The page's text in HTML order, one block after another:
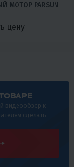
МОТОР PARSUN
цену
видеообзор к
сделать